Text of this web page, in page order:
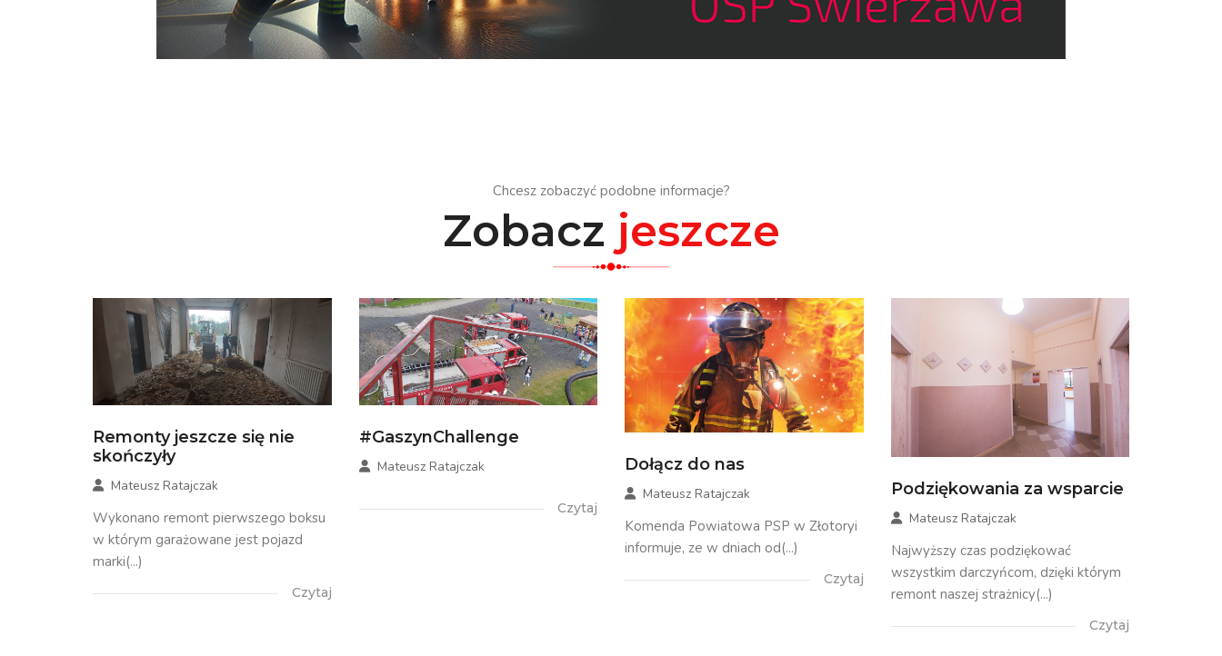
Chcesz zobaczyć podobne informacje?
Zobacz jeszcze
Remonty jeszcze się nie
skończyły
Mateusz Ratajczak
Wykonano remont pierwszego boksu
w którym garażowane jest pojazd
marki(...)
Czytaj
#GaszynChallenge
Mateusz Ratajczak
Czytaj
Dołącz do nas
Mateusz Ratajczak
Komenda Powiatowa PSP w Złotoryi
informuje, ze w dniach od(...)
Czytaj
Podziękowania za wsparcie
Mateusz Ratajczak
Najwyższy czas podziękować
wszystkim darczyńcom, dzięki którym
remont naszej strażnicy(...)
Czytaj